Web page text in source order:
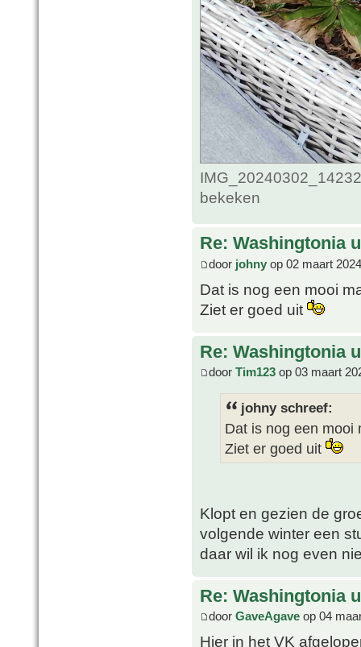
bekeken
Re: Washingtonia
door johny op 02 maart
Dat is nog een mooi
Ziet er goed uit
Re: Washingtonia
door Tim123 op 03 maart
johny schreef:
Dat is nog een mooi
Ziet er goed uit
Klopt en gezien de
volgende winter een
daar wil ik nog even
Re: Washingtonia
door GaveAgave op 04
Hier in het VK